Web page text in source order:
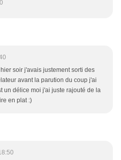
soir j'avais justement sorti des
avant la parution du coup j'ai
un délice moi j'ai juste rajouté de la
en plat :)